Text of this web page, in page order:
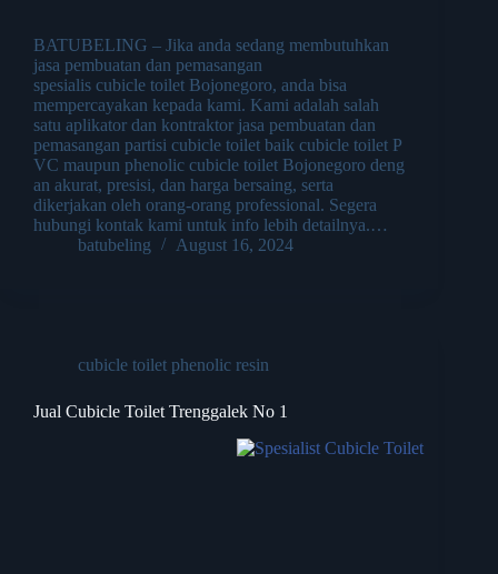
BATUBELING – Jika anda sedang membutuhkan
jasa pembuatan dan pemasangan
spesialis cubicle toilet Bojonegoro, anda bisa
mempercayakan kepada kami. Kami adalah salah
satu aplikator dan kontraktor jasa pembuatan dan
pemasangan partisi cubicle toilet baik cubicle toilet P
VC maupun phenolic cubicle toilet Bojonegoro deng
an akurat, presisi, dan harga bersaing, serta
dikerjakan oleh orang-orang professional. Segera
hubungi kontak kami untuk info lebih detailnya.…
batubeling
August 16, 2024
cubicle toilet phenolic resin
Jual Cubicle Toilet Trenggalek No 1